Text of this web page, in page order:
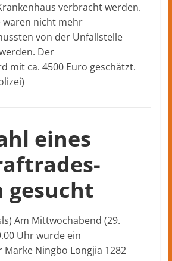
verbracht werden.
waren nicht mehr
von der Unfallstelle
Der
mit ca. 4500 Euro geschätzt.
eines
gesucht
Am Mittwochabend (29.
Uhr wurde ein
Ningbo Longjia 1282